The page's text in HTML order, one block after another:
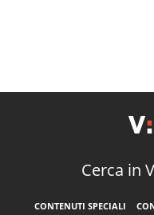
Cerca in
CONTENUTI SPECIALI